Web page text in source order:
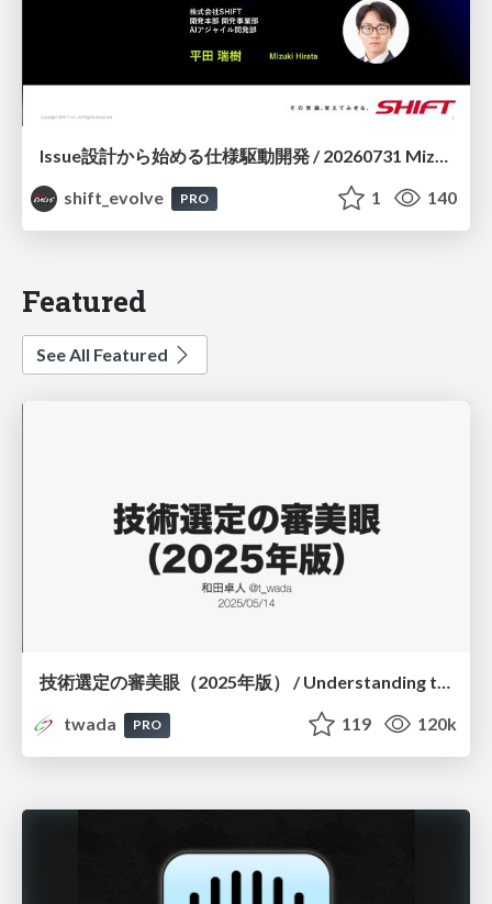
Issue設計から始める仕様駆動開発 / 20260731 Mizuki Hirata
shift_evolve
PRO 1 140
Featured
See All Featured
技術選定の審美眼（2025年版） / Understanding the Spiral of Technologies 2025 edition
twada
PRO 119 120k